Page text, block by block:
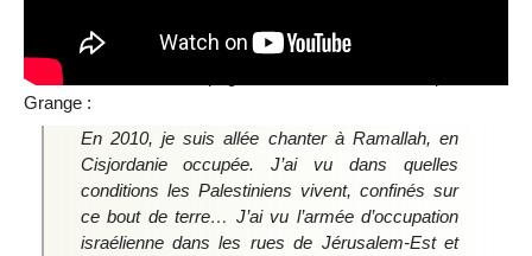
Cette chanson s’accompagne de ce texte de Dominique
Grange :
En 2010, je suis allée chanter à Ramallah, en
Cisjordanie occupée. J’ai vu dans quelles
conditions les Palestiniens vivent, confinés sur
ce bout de terre… J’ai vu l’armée d’occupation
israélienne dans les rues de Jérusalem-Est et